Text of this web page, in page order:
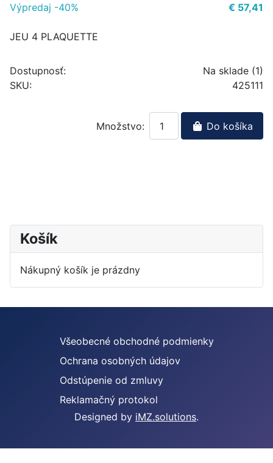
Výpredaj -40%
€ 57,41
JEU 4 PLAQUETTE
Dostupnosť:
Na sklade (1)
SKU:
425111
Množstvo: Do košíka
Košík
Nákupný košík je prázdny
Všeobecné obchodné podmienky
Ochrana osobných údajov
Odstúpenie od zmluvy
Reklamačný protokol
Designed by iMZ.solutions.